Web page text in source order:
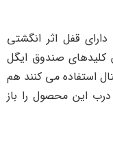
قفل اثر انگشتی
کلیدهای صندوق ایگل
استفاده می کنند هم
درب این محصول را باز